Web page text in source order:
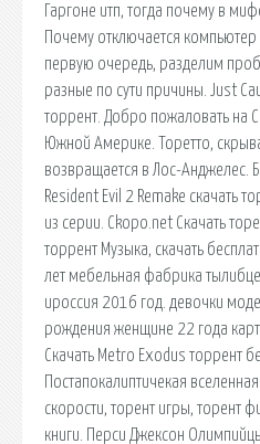
Гаргоне итп, тогда почему в
Почему отключается
первую очередь, разделим
разные по сути причины. Just
торрент. Добро пожаловать на
Южной Америке. Торетто,
возвращается в Лос-Анджелес.
Resident Evil 2 Remake скачать
из серии. Ckopo.net Скачать
торрент Музыка, скачать
лет мебельная фабрика
ироссия 2016 год. девочки
рождения женщине 22 года
Скачать Metro Exodus торрент
Постапокалиптичекая
скорости, торент игры, торент
книги. Перси Джексон